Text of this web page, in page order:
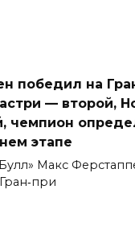
победил на
— второй,
чемпион
этапе
Макс